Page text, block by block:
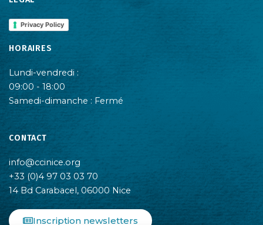
Privacy Policy
HORAIRES
Lundi-vendredi :
09:00 - 18:00
Samedi-dimanche : Fermé
CONTACT
info@ccinice.org
+33 (0)4 97 03 03 70
14 Bd Carabacel, 06000 Nice
Inscription newsletters